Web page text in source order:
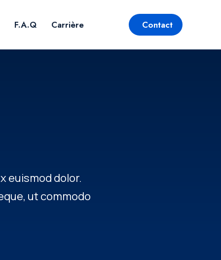
F.A.Q Carrière Contact
euismod dolor.
ut commodo